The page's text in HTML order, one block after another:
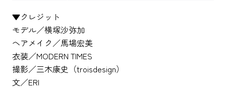
▼クレジット
モデル／横塚沙弥加
ヘアメイク／馬場宏美
衣装／MODERN TIMES
撮影／三木康史（troisdesign）
文／ERI